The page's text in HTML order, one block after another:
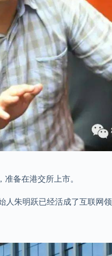
备在港交所上市。
朱明跃已经活成了互联网领